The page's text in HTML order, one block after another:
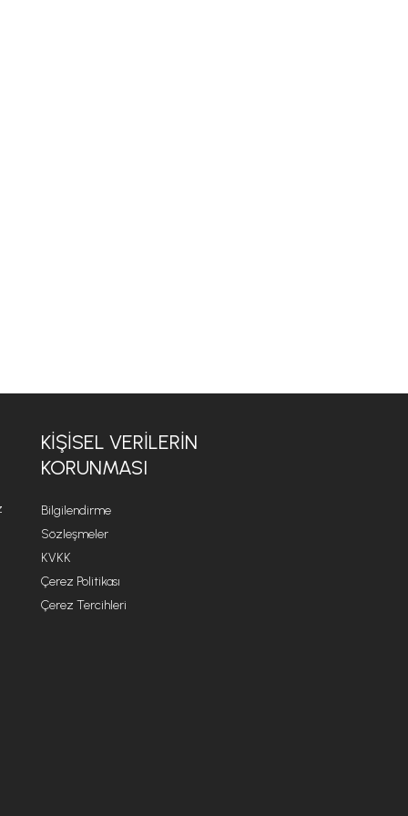
KİŞİSEL VERİLERİN
KORUNMASI
Bilgilendirme
Sözleşmeler
KVKK
Çerez Politikası
Çerez Tercihleri